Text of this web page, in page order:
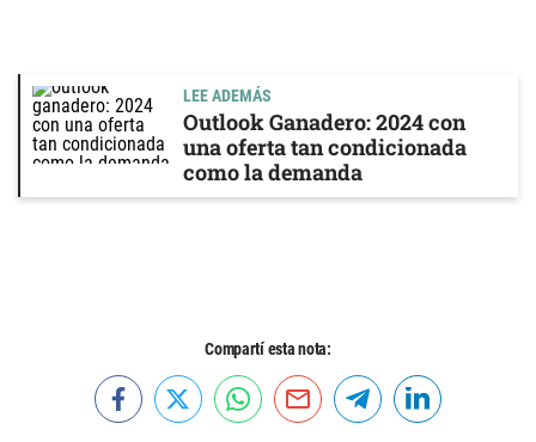
LEE ADEMÁS
Outlook Ganadero: 2024 con
una oferta tan condicionada
como la demanda
Compartí esta nota: